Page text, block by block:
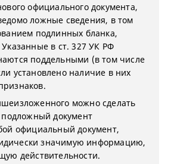
официального документа,
ложные сведения, в том
подлинных бланка,
в ст. 327 УК РФ
поддельными (в том числе
установлено наличие в них
можно сделать
документ
официальный документ,
значимую информацию,
действительности.